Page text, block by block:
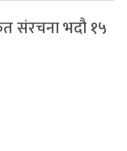
संरचना भदौ १५